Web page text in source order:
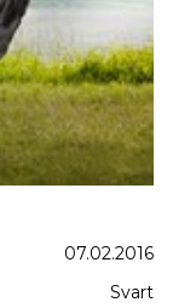
07.02.2016
Svart